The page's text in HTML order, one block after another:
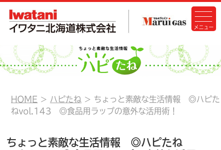
HOME ハピたね
ちょっと素敵な生活情報 ◎ハピた
ねvol.143 ◎食品用ラップの意外な活用術！
ちょっと素敵な生活情報 ◎ハピたね